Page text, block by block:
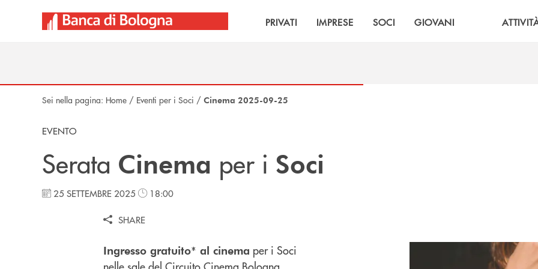
PRIVATI IMPRESE SOCI GIOVANI
Sei nella pagina: Home / Eventi per i Soci / Cinema 2025-09-25
EVENTO
Serata Cinema per i Soci
25 SETTEMBRE 2025 18:00
SHARE
Ingresso gratuito* al cinema per i Soci